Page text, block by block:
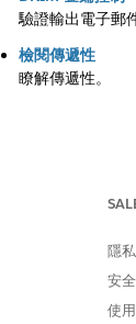
驗證輸出電子郵
檢閱傳遞性
瞭解傳遞性。
請讓我們知道，以便
隱
安
使